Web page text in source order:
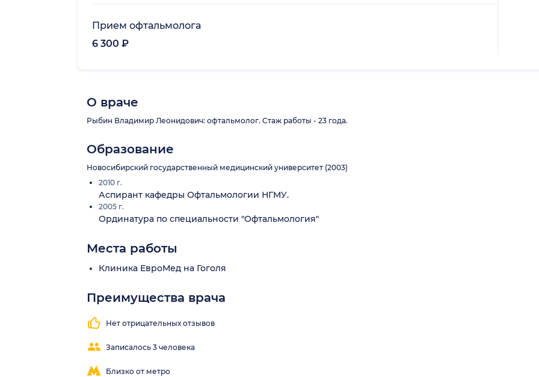
Прием офтальмолога
6 300 ₽
О враче
Рыбин Владимир Леонидович: офтальмолог. Стаж работы - 23 года.
Образование
Новосибирский государственный медицинский университет (2003)
2010 г.
Аспирант кафедры Офтальмологии НГМУ.
2005 г.
Ординатура по специальности "Офтальмология"
Места работы
Клиника ЕвроМед на Гоголя
Преимущества врача
Нет отрицательных отзывов
Записалось 3 человека
Близко от метро